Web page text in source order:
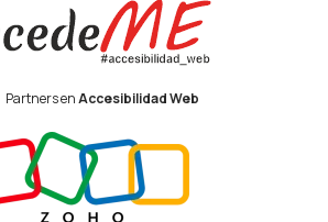
Partners enAccesibilidad Web